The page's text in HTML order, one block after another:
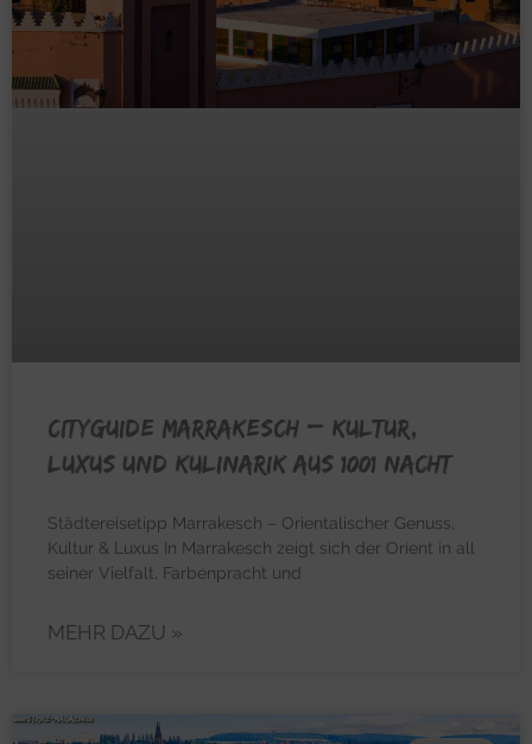
CITYGUIDE MARRAKESCH – Kultur,
Luxus und Kulinarik aus 1001 Nacht
Städtereisetipp Marrakesch – Orientalischer Genuss,
Kultur & Luxus In Marrakesch zeigt sich der Orient in all
seiner Vielfalt, Farbenpracht und
MEHR DAZU »